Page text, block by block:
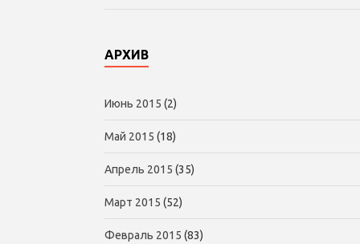
АРХИВ
Июнь 2015 (2)
Май 2015 (18)
Апрель 2015 (35)
Март 2015 (52)
Февраль 2015 (83)